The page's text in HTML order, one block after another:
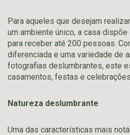
Para aqueles que desejam
um ambiente único, a casa
para receber até 200 pessoas.
diferenciada e uma variedade de
fotografias deslumbrantes, este
casamentos, festas e
Natureza deslumbrante
Uma das características mais